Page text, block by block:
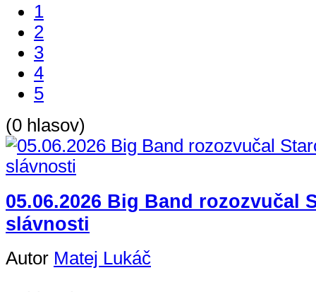
1
2
3
4
5
(0 hlasov)
05.06.2026 Big Band rozozvučal
slávnosti
Autor Matej Lukáč